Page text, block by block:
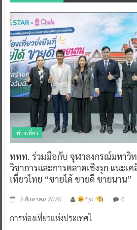
ท่องเที่ยว
ททท. ร่วมมือกับ จุฬาลงกรณ์มหาวิ
วิชาการและการตลาดเชิงรุก แนะเ
เที่ยวไทย “ขายได้ ขายดี ขายนาน”
5 สิงหาคม 2026 ^ jo ^ 0
การท่องเที่ยวแห่งประเทศไ